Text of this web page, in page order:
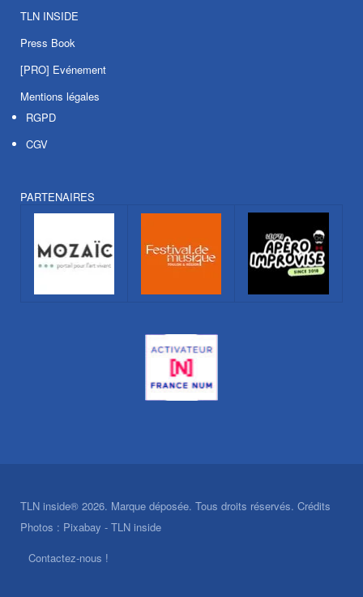
TLN INSIDE
Press Book
[PRO] Evénement
Mentions légales
RGPD
CGV
PARTENAIRES
TLN inside® 2026. Marque déposée. Tous droits réservés. Crédits
Photos : Pixabay - TLN inside
Contactez-nous !